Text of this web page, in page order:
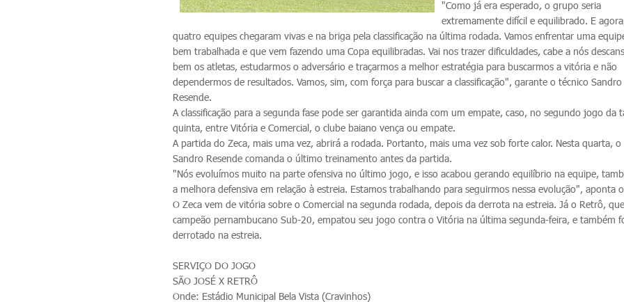
"Como já era esperado, o grupo seria
extremamente difícil e equilibrado. E
quatro equipes chegaram vivas e na briga pela classificação na última rodada. Vamos enfrentar uma
bem trabalhada e que vem fazendo uma Copa equilibradas. Vai nos trazer dificuldades, cabe a nós
bem os atletas, estudarmos o adversário e traçarmos a melhor estratégia para buscarmos a vitória e não
dependermos de resultados. Vamos, sim, com força para buscar a classificação", garante o técnico Sandro
Resende.
A classificação para a segunda fase pode ser garantida ainda com um empate, caso, no segundo jogo da
quinta, entre Vitória e Comercial, o clube baiano vença ou empate.
A partida do Zeca, mais uma vez, abrirá a rodada. Portanto, mais uma vez sob forte calor. Nesta quarta, o
Sandro Resende comanda o último treinamento antes da partida.
"Nós evoluímos muito na parte ofensiva no último jogo, e isso acabou gerando equilíbrio na equipe,
a melhora defensiva em relação à estreia. Estamos trabalhando para seguirmos nessa evolução", aponta
O Zeca vem de vitória sobre o Comercial na segunda rodada, depois da derrota na estreia. Já o Retrô,
campeão pernambucano Sub-20, empatou seu jogo contra o Vitória na última segunda-feira, e também
derrotado na estreia.
SERVIÇO DO JOGO
SÃO JOSÉ X RETRÔ
Onde: Estádio Municipal Bela Vista (Cravinhos)